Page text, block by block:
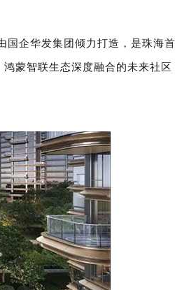
国企华发集团倾力打造，是珠海
蒙智联生态深度融合的未来社区